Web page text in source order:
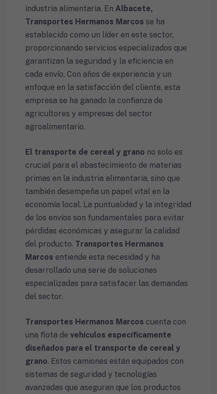
industria alimentaria. En Albacete,
Transportes Hermanos Marcos se ha
establecido como un líder en este sector,
proporcionando servicios especializados que
garantizan la seguridad y la eficiencia en
cada envío. Con años de experiencia y un
enfoque en la satisfacción del cliente, esta
empresa se ha ganado la confianza de
agricultores y empresas del sector
agroalimentario.
El transporte de cereal y grano no solo es
crucial para el abastecimiento de materias
primas en la industria alimentaria, sino que
también desempeña un papel vital en la
economía local. La puntualidad y la integridad
de los envíos son fundamentales para evitar
pérdidas económicas y asegurar la calidad
del producto. Transportes Hermanos
Marcos entiende esta necesidad y ha
desarrollado una serie de soluciones
especializadas para satisfacer las demandas
del sector.
Transportes Hermanos Marcos cuenta con
una flota de vehículos específicamente
diseñados para el transporte de cereal y
grano. Estos camiones están equipados con
sistemas de seguridad y tecnologías
avanzadas que aseguran que los productos